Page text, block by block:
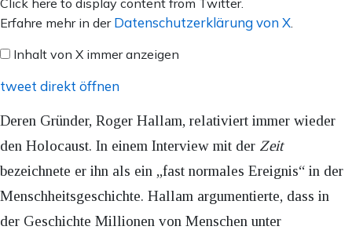
von
anzeigen
Erfahre mehr in der Datenschutzerklärung von X
Inhalt von X immer anzeigen
tweet direkt öffnen
Deren Gründer, Roger Hallam, relativiert immer wieder
den Holocaust. In einem Interview mit der Zeit
bezeichnete er ihn als ein „fast normales Ereignis“ in der
Menschheitsgeschichte. Hallam argumentierte, dass in
der Geschichte Millionen von Menschen unter